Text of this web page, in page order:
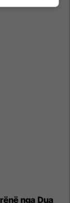
nga Dua